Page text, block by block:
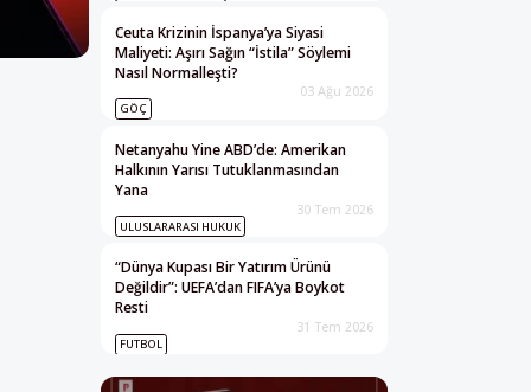
Ceuta Krizinin İspanya’ya Siyasi
Maliyeti: Aşırı Sağın “İstila” Söylemi
Nasıl Normalleşti?
GÖÇ
03 Ağu 2026
Netanyahu Yine ABD’de: Amerikan
Halkının Yarısı Tutuklanmasından
Yana
ULUSLARARASI HUKUK
30 Tem 2026
“Dünya Kupası Bir Yatırım Ürünü
Değildir”: UEFA’dan FIFA’ya Boykot
Resti
FUTBOL
31 Tem 2026